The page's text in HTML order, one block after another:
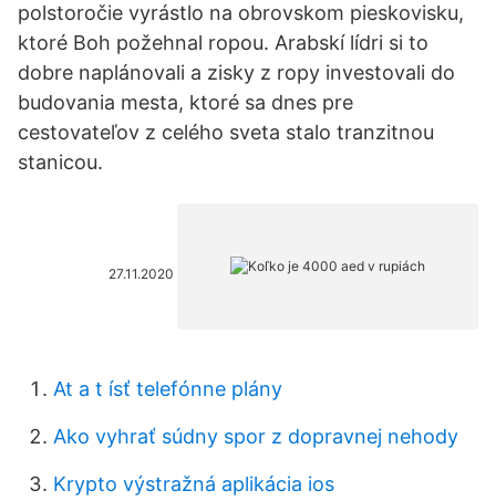
polstoročie vyrástlo na obrovskom pieskovisku,
ktoré Boh požehnal ropou. Arabskí lídri si to
dobre naplánovali a zisky z ropy investovali do
budovania mesta, ktoré sa dnes pre
cestovateľov z celého sveta stalo tranzitnou
stanicou.
27.11.2020
At a t ísť telefónne plány
Ako vyhrať súdny spor z dopravnej nehody
Krypto výstražná aplikácia ios